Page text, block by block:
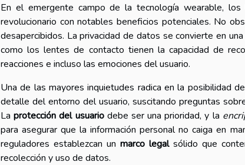
En el emergente campo de la tecnología wearable,
revolucionario con notables beneficios potenciales. No
desapercibidos. La privacidad de datos se convierte en
como los lentes de contacto tienen la capacidad de
reacciones e incluso las emociones del usuario.
Una de las mayores inquietudes radica en la posibilidad
detalle del entorno del usuario, suscitando preguntas
Laprotección del usuariodebe ser una prioridad, y la
para asegurar que la información personal no caiga en
reguladores establezcan un marco legalsólido que
recolección y uso de datos.